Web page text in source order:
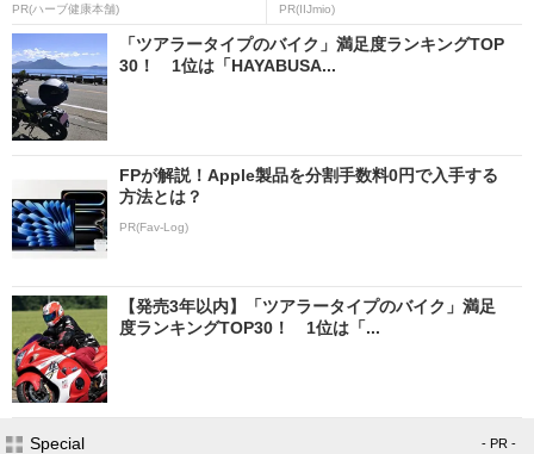
PR(ハーブ健康本舗) PR(IIJmio)
「ツアラータイプのバイク」満足度ランキングTOP
30！ 1位は「HAYABUSA...
FPが解説！Apple製品を分割手数料0円で入手する
方法とは？
PR(Fav-Log)
【発売3年以内】「ツアラータイプのバイク」満足
度ランキングTOP30！ 1位は「...
Special - PR -